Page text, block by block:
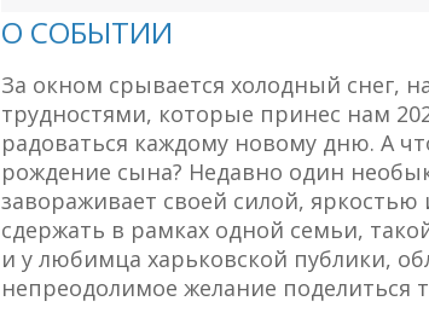
О СОБЫТИИ
За окном срывается холодный снег,
трудностями, которые принес нам
радоваться каждому новому дню. А
рождение сына? Недавно один
завораживает своей силой,
сдержать в рамках одной семьи,
и у любимца харьковской публики,
непреодолимое желание поделиться